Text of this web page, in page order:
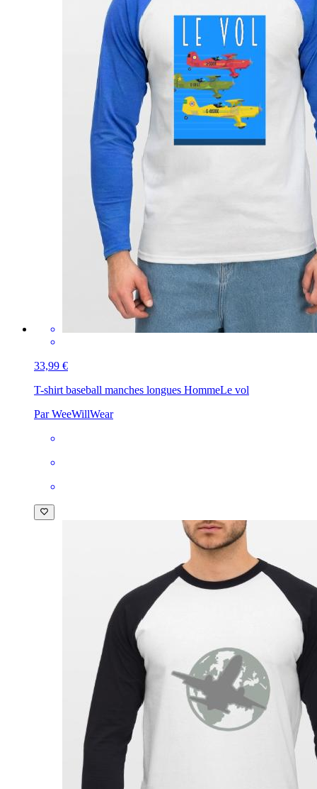
33,99 €
T-shirt baseball manches longues HommeLe vol
Par WeeWillWear